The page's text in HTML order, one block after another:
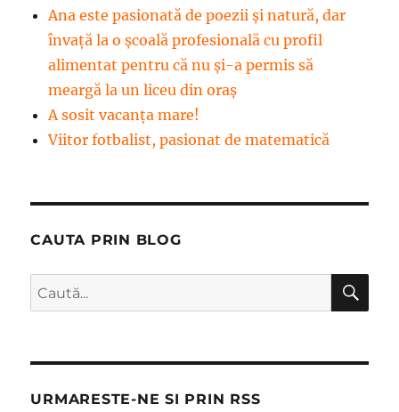
Ana este pasionată de poezii și natură, dar
învață la o școală profesională cu profil
alimentat pentru că nu și-a permis să
meargă la un liceu din oraș
A sosit vacanța mare!
Viitor fotbalist, pasionat de matematică
CAUTA PRIN BLOG
Caută
după:
URMARESTE-NE SI PRIN RSS